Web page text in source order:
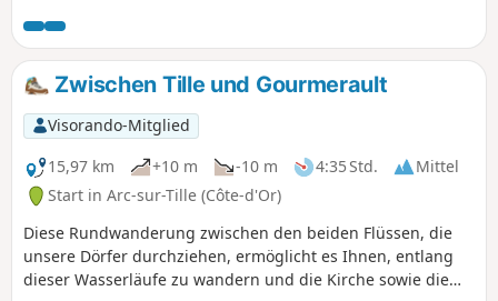
Zwischen Tille und Gourmerault
Visorando-Mitglied
15,97 km
+10 m -10 m 4:35 Std.
Mittel
Start in Arc-sur-Tille (Côte-d'Or)
Diese Rundwanderung zwischen den beiden Flüssen, die
unsere Dörfer durchziehen, ermöglicht es Ihnen, entlang
dieser Wasserläufe zu wandern und die Kirche sowie die